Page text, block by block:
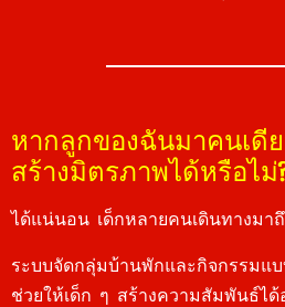
หากลูกของฉันมาคนเดี
สร้างมิตรภาพได้หรือไม่
ได้แน่นอน เด็กหลายคนเดินทางมา
ระบบจัดกลุ่มบ้านพักและกิจกรรมแ
ช่วยให้เด็ก ๆ สร้างความสัมพันธ์ได้